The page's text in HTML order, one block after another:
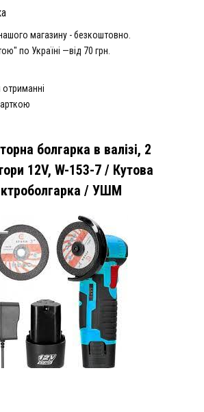
магазину - безкоштовно.
по Україні —від 70 грн.
отриманні
болгарка в валізі, 2
12V, W-153-7 / Кутова
/ УШМ